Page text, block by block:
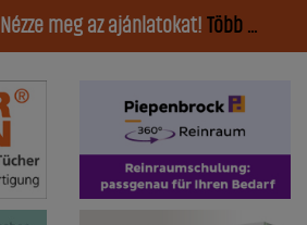
meg az ajánlatokat! Több ...